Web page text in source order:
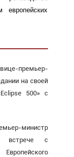
премьер-
на своей
500» с
министр
встрече с